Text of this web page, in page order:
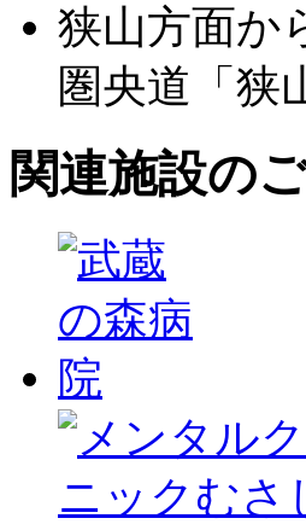
狭山方面か
圏央道「狭
関連施設の